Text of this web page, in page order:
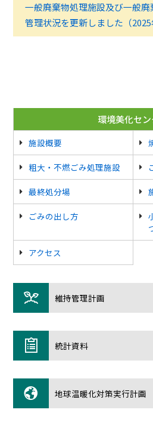
一般廃棄物処理施設及び一般
管理状況を更新しました（2025
環境美化セン
施設概要
粗大・不燃ごみ処理施設
最終処分場
ごみの出し方
アクセス
維持管理計画
統計資料
地球温暖化対策実行計画